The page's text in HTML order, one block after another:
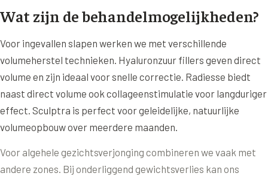
Kaalheid en haarverlies
Bekijk alle zones →
Plexr Soft Surgery
PRP-behandeling
RRS HA Eyes
Tretinoïne (vitamine A zuur) crème
XL Hair
Wat zijn de behandelmogelijkheden?
Voor ingevallen slapen werken we met verschillende
volumeherstel technieken. Hyaluronzuur fillers geven direct
volume en zijn ideaal voor snelle correctie. Radiesse biedt
naast direct volume ook collageenstimulatie voor langduriger
effect. Sculptra is perfect voor geleidelijke, natuurlijke
volumeopbouw over meerdere maanden.
Voor algehele gezichtsverjonging combineren we vaak met
andere zones. Bij onderliggend gewichtsverlies kan ons